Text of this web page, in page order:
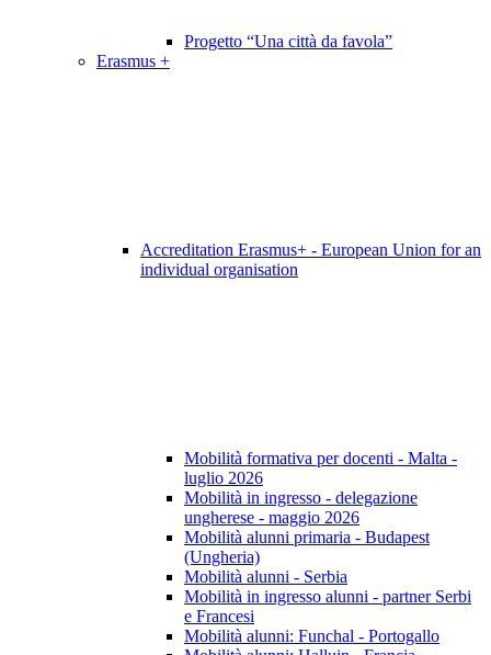
Progetto “Una città da favola”
Erasmus +
Accreditation Erasmus+ - European Union for an
individual organisation
Mobilità formativa per docenti - Malta -
luglio 2026
Mobilità in ingresso - delegazione
ungherese - maggio 2026
Mobilità alunni primaria - Budapest
(Ungheria)
Mobilità alunni - Serbia
Mobilità in ingresso alunni - partner Serbi
e Francesi
Mobilità alunni: Funchal - Portogallo